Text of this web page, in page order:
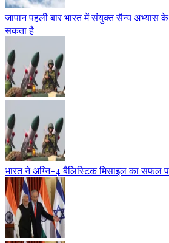
जापान पहली बार भारत में संयुक्त सैन्य अभ्यास
सकता है
भारत ने अग्नि-4 बैलिस्टिक मिसाइल का सफल